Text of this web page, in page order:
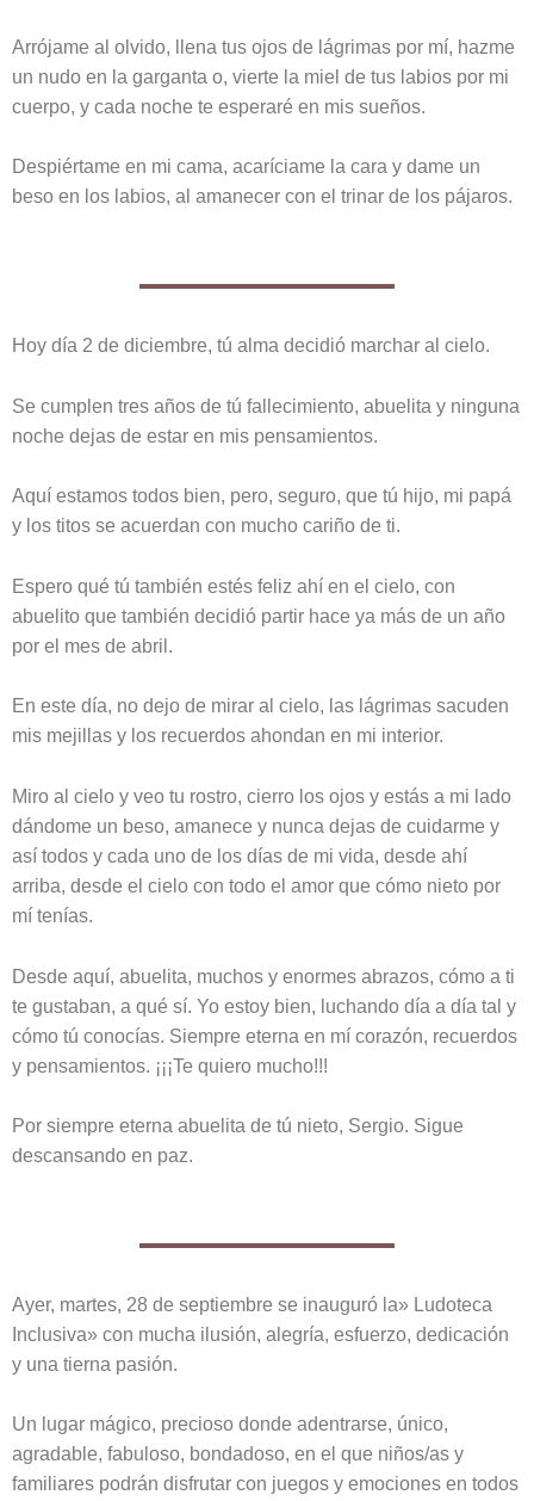
Arrójame al olvido, llena tus ojos de lágrimas por mí, hazme
un nudo en la garganta o, vierte la miel de tus labios por mi
cuerpo, y cada noche te esperaré en mis sueños.
Despiértame en mi cama, acaríciame la cara y dame un
beso en los labios, al amanecer con el trinar de los pájaros.
Hoy día 2 de diciembre, tú alma decidió marchar al cielo.
Se cumplen tres años de tú fallecimiento, abuelita y ninguna
noche dejas de estar en mis pensamientos.
Aquí estamos todos bien, pero, seguro, que tú hijo, mi papá
y los titos se acuerdan con mucho cariño de ti.
Espero qué tú también estés feliz ahí en el cielo, con
abuelito que también decidió partir hace ya más de un año
por el mes de abril.
En este día, no dejo de mirar al cielo, las lágrimas sacuden
mis mejillas y los recuerdos ahondan en mi interior.
Miro al cielo y veo tu rostro, cierro los ojos y estás a mi lado
dándome un beso, amanece y nunca dejas de cuidarme y
así todos y cada uno de los días de mi vida, desde ahí
arriba, desde el cielo con todo el amor que cómo nieto por
mí tenías.
Desde aquí, abuelita, muchos y enormes abrazos, cómo a ti
te gustaban, a qué sí. Yo estoy bien, luchando día a día tal y
cómo tú conocías. Siempre eterna en mí corazón, recuerdos
y pensamientos. ¡¡¡Te quiero mucho!!!
Por siempre eterna abuelita de tú nieto, Sergio. Sigue
descansando en paz.
Ayer, martes, 28 de septiembre se inauguró la» Ludoteca
Inclusiva» con mucha ilusión, alegría, esfuerzo, dedicación
y una tierna pasión.
Un lugar mágico, precioso donde adentrarse, único,
agradable, fabuloso, bondadoso, en el que niños/as y
familiares podrán disfrutar con juegos y emociones en todos